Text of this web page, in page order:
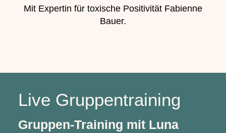
Mit Expertin für toxische Positivität Fabienne
Bauer.
Live Gruppentraining
Gruppen-Training mit Luna